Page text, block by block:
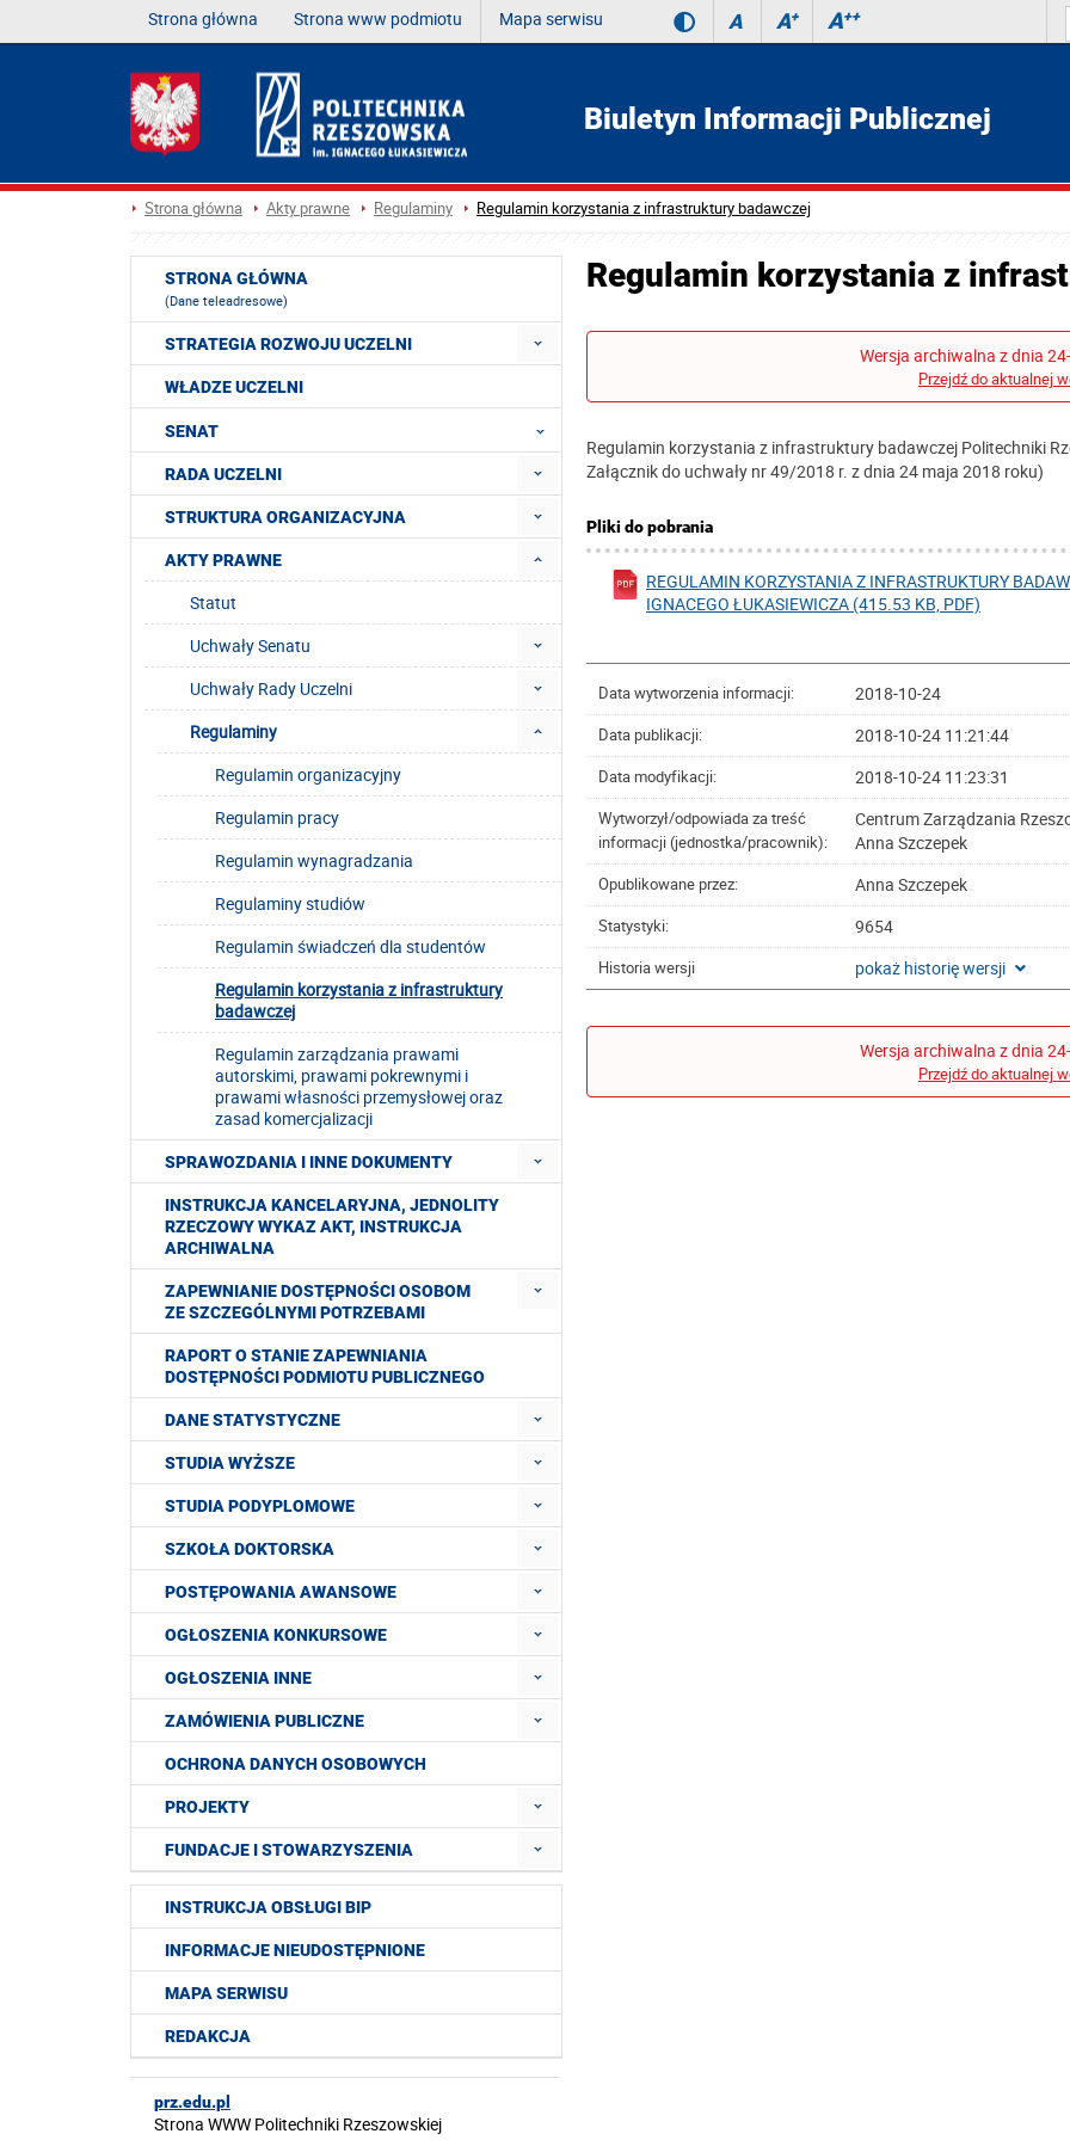
Strona główna Strona www podmiotu Mapa serwisu A A+ A++
Biuletyn Informacji Publicznej
Strona główna Akty prawne Regulaminy Regulamin korzystania z infrastruktury badawczej
Regulamin korzystania z
Wersja archiwalna z dnia
Przejdź do aktualnej
Regulamin korzystania z infrastruktury badawczej Politechniki
Załącznik do uchwały nr 49/2018 r. z dnia 24 maja 2018 roku)
Pliki do pobrania
REGULAMIN KORZYSTANIA Z INFRASTRUKTURY
IGNACEGO ŁUKASIEWICZA (415.53 KB, PDF)
Data wytworzenia informacji: 2018-10-24
Data publikacji: 2018-10-24 11:21:44
Data modyfikacji: 2018-10-24 11:23:31
Wytworzył/odpowiada za treść
informacji (jednostka/pracownik):
Centrum Zarządzania
Anna Szczepek
Opublikowane przez: Anna Szczepek
Statystyki: 9654
Historia wersji pokaż historię wersji
Wersja archiwalna z dnia
Przejdź do aktualnej
STRONA GŁÓWNA
(Dane teleadresowe)
STRATEGIA ROZWOJU UCZELNI
WŁADZE UCZELNI
SENAT
RADA UCZELNI
STRUKTURA ORGANIZACYJNA
AKTY PRAWNE
Statut
Uchwały Senatu
Uchwały Rady Uczelni
Regulaminy
Regulamin organizacyjny
Regulamin pracy
Regulamin wynagradzania
Regulaminy studiów
Regulamin świadczeń dla studentów
Regulamin korzystania z infrastruktury
badawczej
Regulamin zarządzania prawami
autorskimi, prawami pokrewnymi i
prawami własności przemysłowej oraz
zasad komercjalizacji
SPRAWOZDANIA I INNE DOKUMENTY
INSTRUKCJA KANCELARYJNA, JEDNOLITY
RZECZOWY WYKAZ AKT, INSTRUKCJA
ARCHIWALNA
ZAPEWNIANIE DOSTĘPNOŚCI OSOBOM
ZE SZCZEGÓLNYMI POTRZEBAMI
RAPORT O STANIE ZAPEWNIANIA
DOSTĘPNOŚCI PODMIOTU PUBLICZNEGO
DANE STATYSTYCZNE
STUDIA WYŻSZE
STUDIA PODYPLOMOWE
SZKOŁA DOKTORSKA
POSTĘPOWANIA AWANSOWE
OGŁOSZENIA KONKURSOWE
OGŁOSZENIA INNE
ZAMÓWIENIA PUBLICZNE
OCHRONA DANYCH OSOBOWYCH
PROJEKTY
FUNDACJE I STOWARZYSZENIA
INSTRUKCJA OBSŁUGI BIP
INFORMACJE NIEUDOSTĘPNIONE
MAPA SERWISU
REDAKCJA
prz.edu.pl
Strona WWW Politechniki Rzeszowskiej